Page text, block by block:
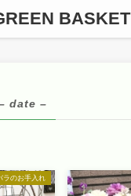
BASKET
date –
ラのお手入れ